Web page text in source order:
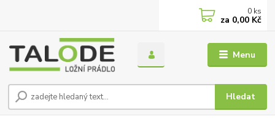
Menu
Hledat
0 ks
za 0,00 Kč